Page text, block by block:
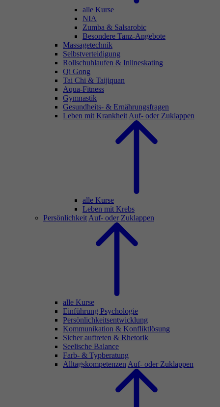
alle Kurse
NIA
Zumba & Salsarobic
Besondere Tanz-Angebote
Massagetechnik
Selbstverteidigung
Rollschuhlaufen & Inlineskating
Qi Gong
Tai Chi & Taijiquan
Aqua-Fitness
Gymnastik
Gesundheits- & Ernährungsfragen
Leben mit Krankheit Auf- oder Zuklappen
alle Kurse
Leben mit Krebs
Persönlichkeit Auf- oder Zuklappen
alle Kurse
Einführung Psychologie
Persönlichkeitsentwicklung
Kommunikation & Konfliktlösung
Sicher auftreten & Rhetorik
Seelische Balance
Farb- & Typberatung
Alltagskompetenzen Auf- oder Zuklappen